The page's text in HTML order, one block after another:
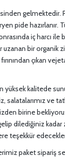
pide hazırlanır.
iç harcı
uzanan bir organik
çıkan
yüksek kalitede
ve
birine
dilediğiniz
teşekkür
paket sipariş